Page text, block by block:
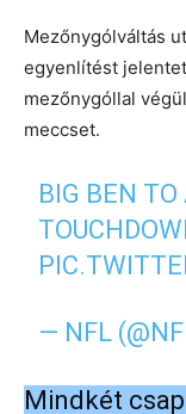
Mezőnygólváltás
egyenlítést
mezőnygóllal
meccset.
BIG BEN TO
— NFL
Mindkét